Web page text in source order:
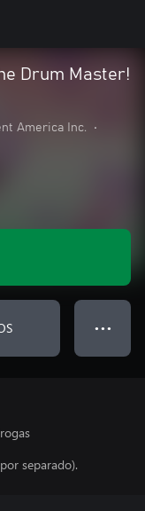
Drum Master!
America Inc.
•
● ● ●
separado).